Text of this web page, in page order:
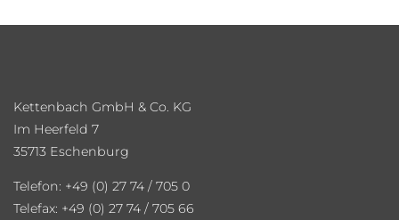
Kettenbach GmbH & Co. KG
Im Heerfeld 7
35713 Eschenburg
Telefon: +49 (0) 27 74 / 705 0
Telefax: +49 (0) 27 74 / 705 66